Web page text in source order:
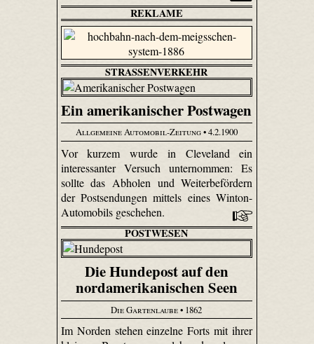
REKLAME
STRASSENVERKEHR
Ein amerikanischer Postwagen
Allgemeine Automobil-Zeitung• 4.2.1900
Vor kurzem wurde in Cleveland ein
interessanter Versuch unternommen: Es
sollte das Abholen und Weiterbefördern
der Postsendungen mittels eines Winton-
Automobils geschehen.
POSTWESEN
Die Hundepost auf den
nordamerikanischen Seen
Die Gartenlaube• 1862
Im Norden stehen einzelne Forts mit ihrer